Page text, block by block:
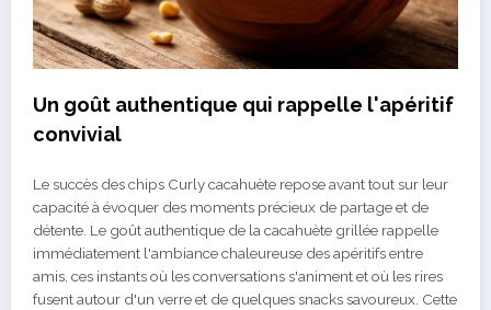
Un goût authentique qui rappelle l'apéritif
convivial
Le succès des chips Curly cacahuète repose avant tout sur leur
capacité à évoquer des moments précieux de partage et de
détente. Le goût authentique de la cacahuète grillée rappelle
immédiatement l'ambiance chaleureuse des apéritifs entre
amis, ces instants où les conversations s'animent et où les rires
fusent autour d'un verre et de quelques snacks savoureux. Cette